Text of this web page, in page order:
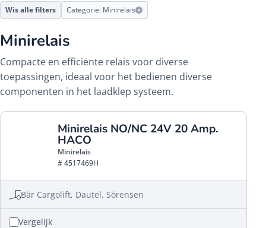
Wis alle filters Categorie: Minirelais
Minirelais
Compacte en efficiënte relais voor diverse
toepassingen, ideaal voor het bedienen diverse
componenten in het laadklep systeem.
Minirelais NO/NC 24V 20 Amp.
HACO
Minirelais
# 4517469H
Bär Cargolift, Dautel, Sörensen
Vergelijk